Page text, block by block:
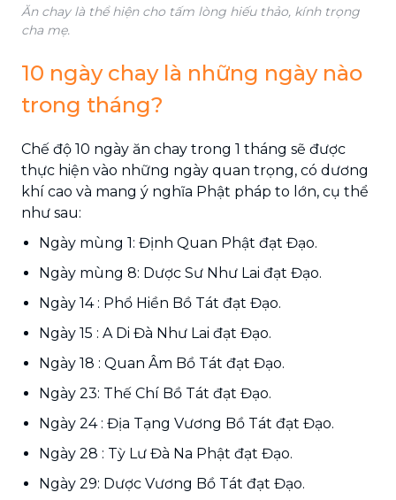
Ăn chay là thể hiện cho tấm lòng hiếu thảo, kính trọng
cha mẹ.
10 ngày chay là những ngày nào
trong tháng?
Chế độ 10 ngày ăn chay trong 1 tháng sẽ được
thực hiện vào những ngày quan trọng, có dương
khí cao và mang ý nghĩa Phật pháp to lớn, cụ thể
như sau:
Ngày mùng 1: Định Quan Phật đạt Đạo.
Ngày mùng 8: Dược Sư Như Lai đạt Đạo.
Ngày 14 : Phổ Hiền Bồ Tát đạt Đạo.
Ngày 15 : A Di Đà Như Lai đạt Đạo.
Ngày 18 : Quan Âm Bồ Tát đạt Đạo.
Ngày 23: Thế Chí Bồ Tát đạt Đạo.
Ngày 24 : Địa Tạng Vương Bồ Tát đạt Đạo.
Ngày 28 : Tỳ Lư Đà Na Phật đạt Đạo.
Ngày 29: Dược Vương Bồ Tát đạt Đạo.